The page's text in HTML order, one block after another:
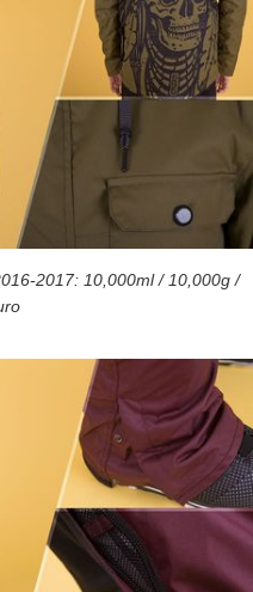
2017: 10,000ml / 10,000g /